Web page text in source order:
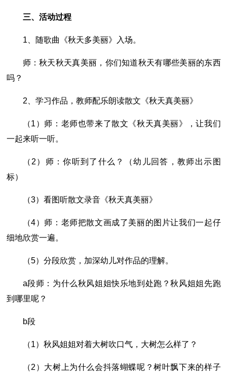
三、活动过程
1、随歌曲《秋天多美丽》入场。
师：秋天秋天真美丽，你们知道秋天有哪些美丽的东西
吗？
2、学习作品，教师配乐朗读散文《秋天真美丽》
（1）师：老师也带来了散文《秋天真美丽》，让我们
一起来听一听。
（2）师：你听到了什么？（幼儿回答，教师出示图
标）
（3）看图听散文录音《秋天真美丽》
（4）师：老师把散文画成了美丽的图片让我们一起仔
细地欣赏一遍。
（5）分段欣赏，加深幼儿对作品的理解。
a段师：为什么秋风姐姐快乐地到处跑？秋风姐姐先跑
到哪里呢？
b段
（1）秋风姐姐对着大树吹口气，大树怎么样了？
（2）大树上为什么会抖落蝴蝶呢？树叶飘下来的样子